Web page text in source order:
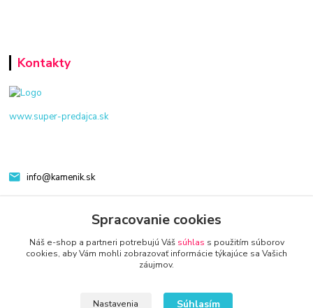
Kontakty
www.super-predajca.sk
info@kamenik.sk
Spracovanie cookies
Náš e-shop a partneri potrebujú Váš súhlas s použitím súborov
cookies, aby Vám mohli zobrazovať informácie týkajúce sa Vašich
záujmov.
Nastavenia Súhlasím